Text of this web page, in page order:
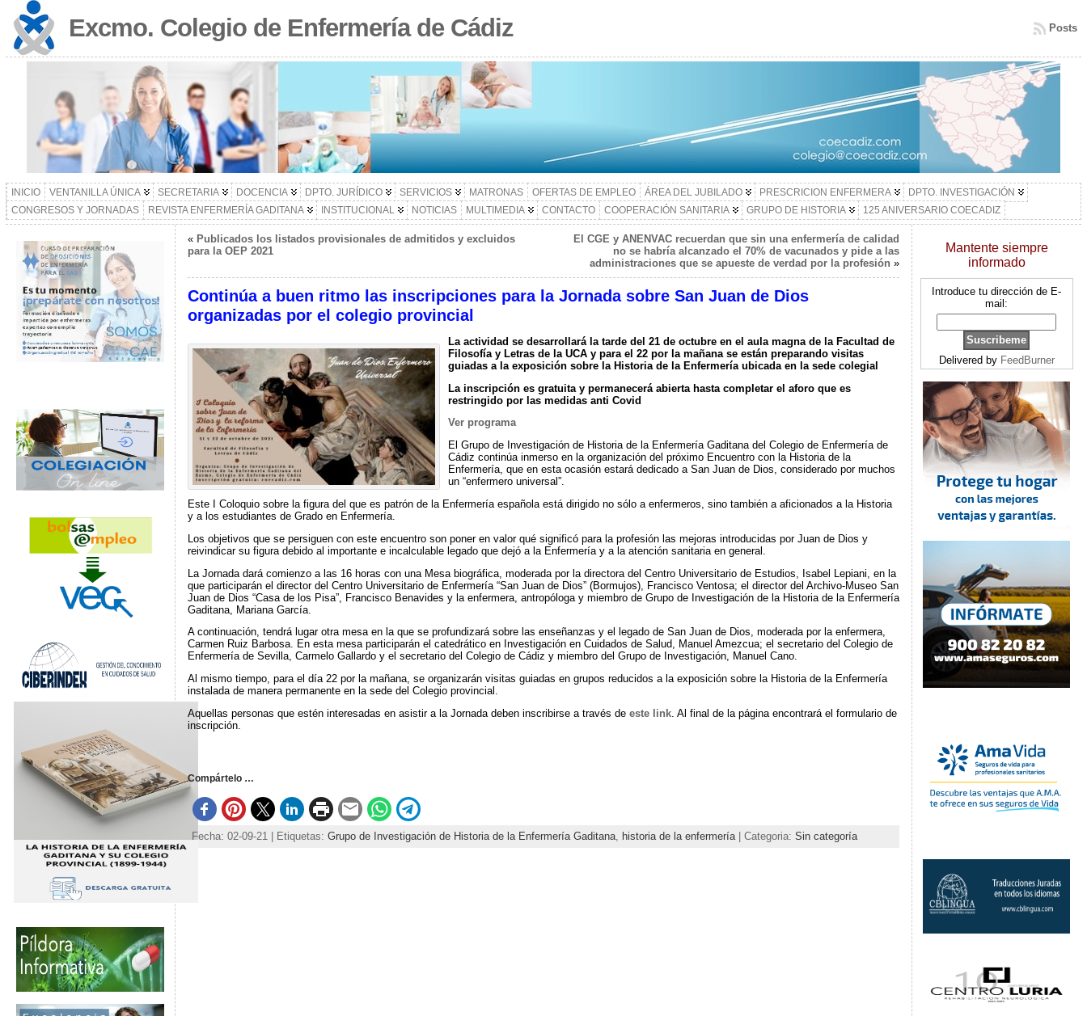
Excmo. Colegio de Enfermería de Cádiz Posts
INICIO VENTANILLA ÚNICA SECRETARIA DOCENCIA DPTO. JURÍDICO SERVICIOS MATRONAS OFERTAS DE EMPLEO ÁREA DEL JUBILADO PRESCRICION ENFERMERA
DPTO. INVESTIGACIÓN
CONGRESOS Y JORNADAS
REVISTA ENFERMERÍA GADITANA INSTITUCIONAL NOTICIAS MULTIMEDIA CONTACTO COOPERACIÓN SANITARIA GRUPO DE HISTORIA 125 ANIVERSARIO COECADIZ
« Publicados los listados provisionales de admitidos y excluidos
para la OEP 2021
El CGE y ANENVAC recuerdan que sin una enfermería de calidad
no se habría alcanzado el 70% de vacunados y pide a las
administraciones que se apueste de verdad por la profesión »
Continúa a buen ritmo las inscripciones para la Jornada sobre San Juan de Dios
organizadas por el colegio provincial
La actividad se desarrollará la tarde del 21 de octubre en el aula magna de la Facultad de
Filosofía y Letras de la UCA y para el 22 por la mañana se están preparando visitas
guiadas a la exposición sobre la Historia de la Enfermería ubicada en la sede colegial
La inscripción es gratuita y permanecerá abierta hasta completar el aforo que es
restringido por las medidas anti Covid
Ver programa
El Grupo de Investigación de Historia de la Enfermería Gaditana del Colegio de Enfermería de
Cádiz continúa inmerso en la organización del próximo Encuentro con la Historia de la
Enfermería, que en esta ocasión estará dedicado a San Juan de Dios, considerado por muchos
un “enfermero universal”.
Este I Coloquio sobre la figura del que es patrón de la Enfermería española está dirigido no sólo a enfermeros, sino también a aficionados a la Historia
y a los estudiantes de Grado en Enfermería.
Los objetivos que se persiguen con este encuentro son poner en valor qué significó para la profesión las mejoras introducidas por Juan de Dios y
reivindicar su figura debido al importante e incalculable legado que dejó a la Enfermería y a la atención sanitaria en general.
La Jornada dará comienzo a las 16 horas con una Mesa biográfica, moderada por la directora del Centro Universitario de Estudios, Isabel Lepiani, en la
que participarán el director del Centro Universitario de Enfermería “San Juan de Dios” (Bormujos), Francisco Ventosa; el director del Archivo-Museo San
Juan de Dios “Casa de los Pisa”, Francisco Benavides y la enfermera, antropóloga y miembro de Grupo de Investigación de la Historia de la Enfermería
Gaditana, Mariana García.
A continuación, tendrá lugar otra mesa en la que se profundizará sobre las enseñanzas y el legado de San Juan de Dios, moderada por la enfermera,
Carmen Ruiz Barbosa. En esta mesa participarán el catedrático en Investigación en Cuidados de Salud, Manuel Amezcua; el secretario del Colegio de
Enfermería de Sevilla, Carmelo Gallardo y el secretario del Colegio de Cádiz y miembro del Grupo de Investigación, Manuel Cano.
Al mismo tiempo, para el día 22 por la mañana, se organizarán visitas guiadas en grupos reducidos a la exposición sobre la Historia de la Enfermería
instalada de manera permanente en la sede del Colegio provincial.
Aquellas personas que estén interesadas en asistir a la Jornada deben inscribirse a través de este link. Al final de la página encontrará el formulario de
inscripción.
Compártelo …
Fecha: 02-09-21 | Etiquetas: Grupo de Investigación de Historia de la Enfermería Gaditana, historia de la enfermería| Categoria: Sin categoría
Mantente siempre
informado
Introduce tu dirección de E-
mail:
Delivered by FeedBurner